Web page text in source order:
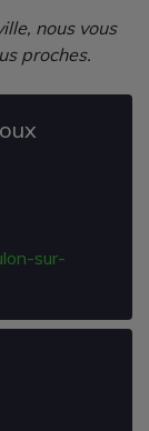
nous vous
proches.
sur-